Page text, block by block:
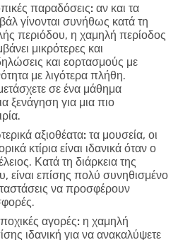
παραδόσεις: αν και τα
γίνονται συνήθως κατά τη
περιόδου, η χαμηλή περίοδος
μικρότερες και
και εορτασμούς με
με λιγότερα πλήθη.
σε ένα μάθημα
ξενάγηση για μια πιο
αξιοθέατα: τα μουσεία, οι
κτίρια είναι ιδανικά όταν ο
Κατά τη διάρκεια της
είναι επίσης πολύ συνηθισμένο
να προσφέρουν
αγορές: η χαμηλή
ιδανική για να ανακαλύψετε